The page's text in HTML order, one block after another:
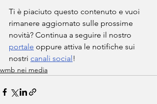
Ti è piaciuto questo contenuto e vuoi
rimanere aggiornato sulle prossime
novità? Continua a seguire il nostro
portale oppure attiva le notifiche sui
nostri canali social !
wmb nei media